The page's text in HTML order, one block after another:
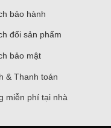
bảo hành
đổi sản phẩm
bảo mật
& Thanh toán
miễn phí tại nhà